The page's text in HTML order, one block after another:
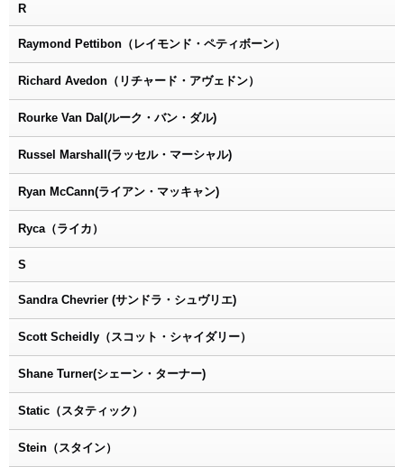
R
Raymond Pettibon（レイモンド・ペティボーン）
Richard Avedon（リチャード・アヴェドン）
Rourke Van Dal(ルーク・バン・ダル)
Russel Marshall(ラッセル・マーシャル)
Ryan McCann(ライアン・マッキャン)
Ryca（ライカ）
S
Sandra Chevrier (サンドラ・シュヴリエ)
Scott Scheidly（スコット・シャイダリー）
Shane Turner(シェーン・ターナー)
Static（スタティック）
Stein（スタイン）